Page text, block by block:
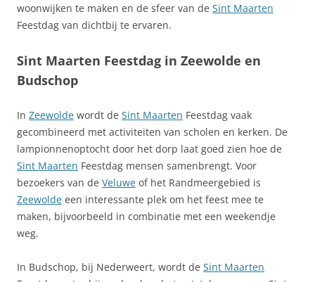
woonwijken te maken en de sfeer van de Sint Maarten
Feestdag van dichtbij te ervaren.
Sint Maarten Feestdag in Zeewolde en
Budschop
In Zeewolde wordt de Sint Maarten Feestdag vaak
gecombineerd met activiteiten van scholen en kerken. De
lampionnenoptocht door het dorp laat goed zien hoe de
Sint Maarten Feestdag mensen samenbrengt. Voor
bezoekers van de Veluwe of het Randmeergebied is
Zeewolde een interessante plek om het feest mee te
maken, bijvoorbeeld in combinatie met een weekendje
weg.
In Budschop, bij Nederweert, wordt de Sint Maarten